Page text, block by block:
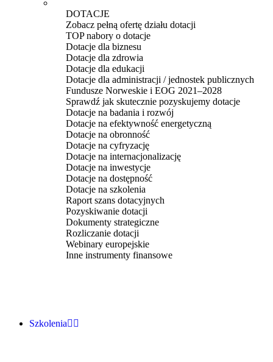
DOTACJE
Zobacz pełną ofertę działu dotacji
TOP nabory o dotacje
Dotacje dla biznesu
Dotacje dla zdrowia
Dotacje dla edukacji
Dotacje dla administracji / jednostek publicznych
Fundusze Norweskie i EOG 2021–2028
Sprawdź jak skutecznie pozyskujemy dotacje
Dotacje na badania i rozwój
Dotacje na efektywność energetyczną
Dotacje na obronność
Dotacje na cyfryzację
Dotacje na internacjonalizację
Dotacje na inwestycje
Dotacje na dostępność
Dotacje na szkolenia
Raport szans dotacyjnych
Pozyskiwanie dotacji
Dokumenty strategiczne
Rozliczanie dotacji
Webinary europejskie
Inne instrumenty finansowe
Szkolenia